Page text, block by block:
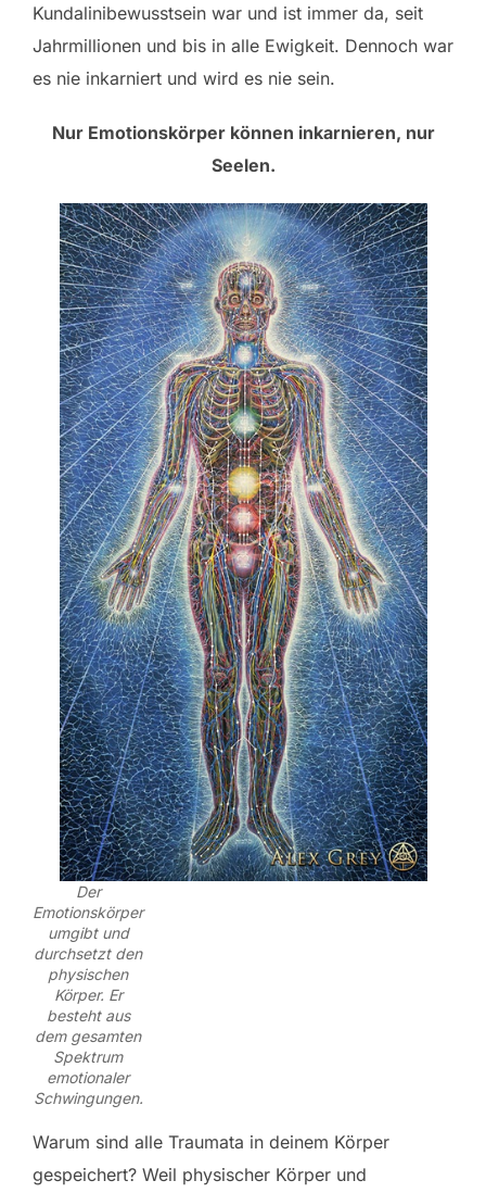
Kundalinibewusstsein war und ist immer da, seit
Jahrmillionen und bis in alle Ewigkeit. Dennoch war
es nie inkarniert und wird es nie sein.
Nur Emotionskörper können inkarnieren, nur
Seelen.
Der
Emotionskörper
umgibt und
durchsetzt den
physischen
Körper. Er
besteht aus
dem gesamten
Spektrum
emotionaler
Schwingungen.
Warum sind alle Traumata in deinem Körper
gespeichert? Weil physischer Körper und